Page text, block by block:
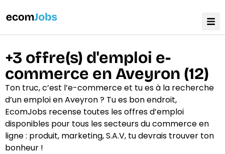
+3 offre(s) d'emploi e-
commerce en Aveyron (12)
Ton truc, c’est l’e-commerce et tu es à la recherche
d’un emploi en Aveyron ? Tu es bon endroit,
EcomJobs recense toutes les offres d’emploi
disponibles pour tous les secteurs du commerce en
ligne : produit, marketing, S.A.V, tu devrais trouver ton
bonheur !